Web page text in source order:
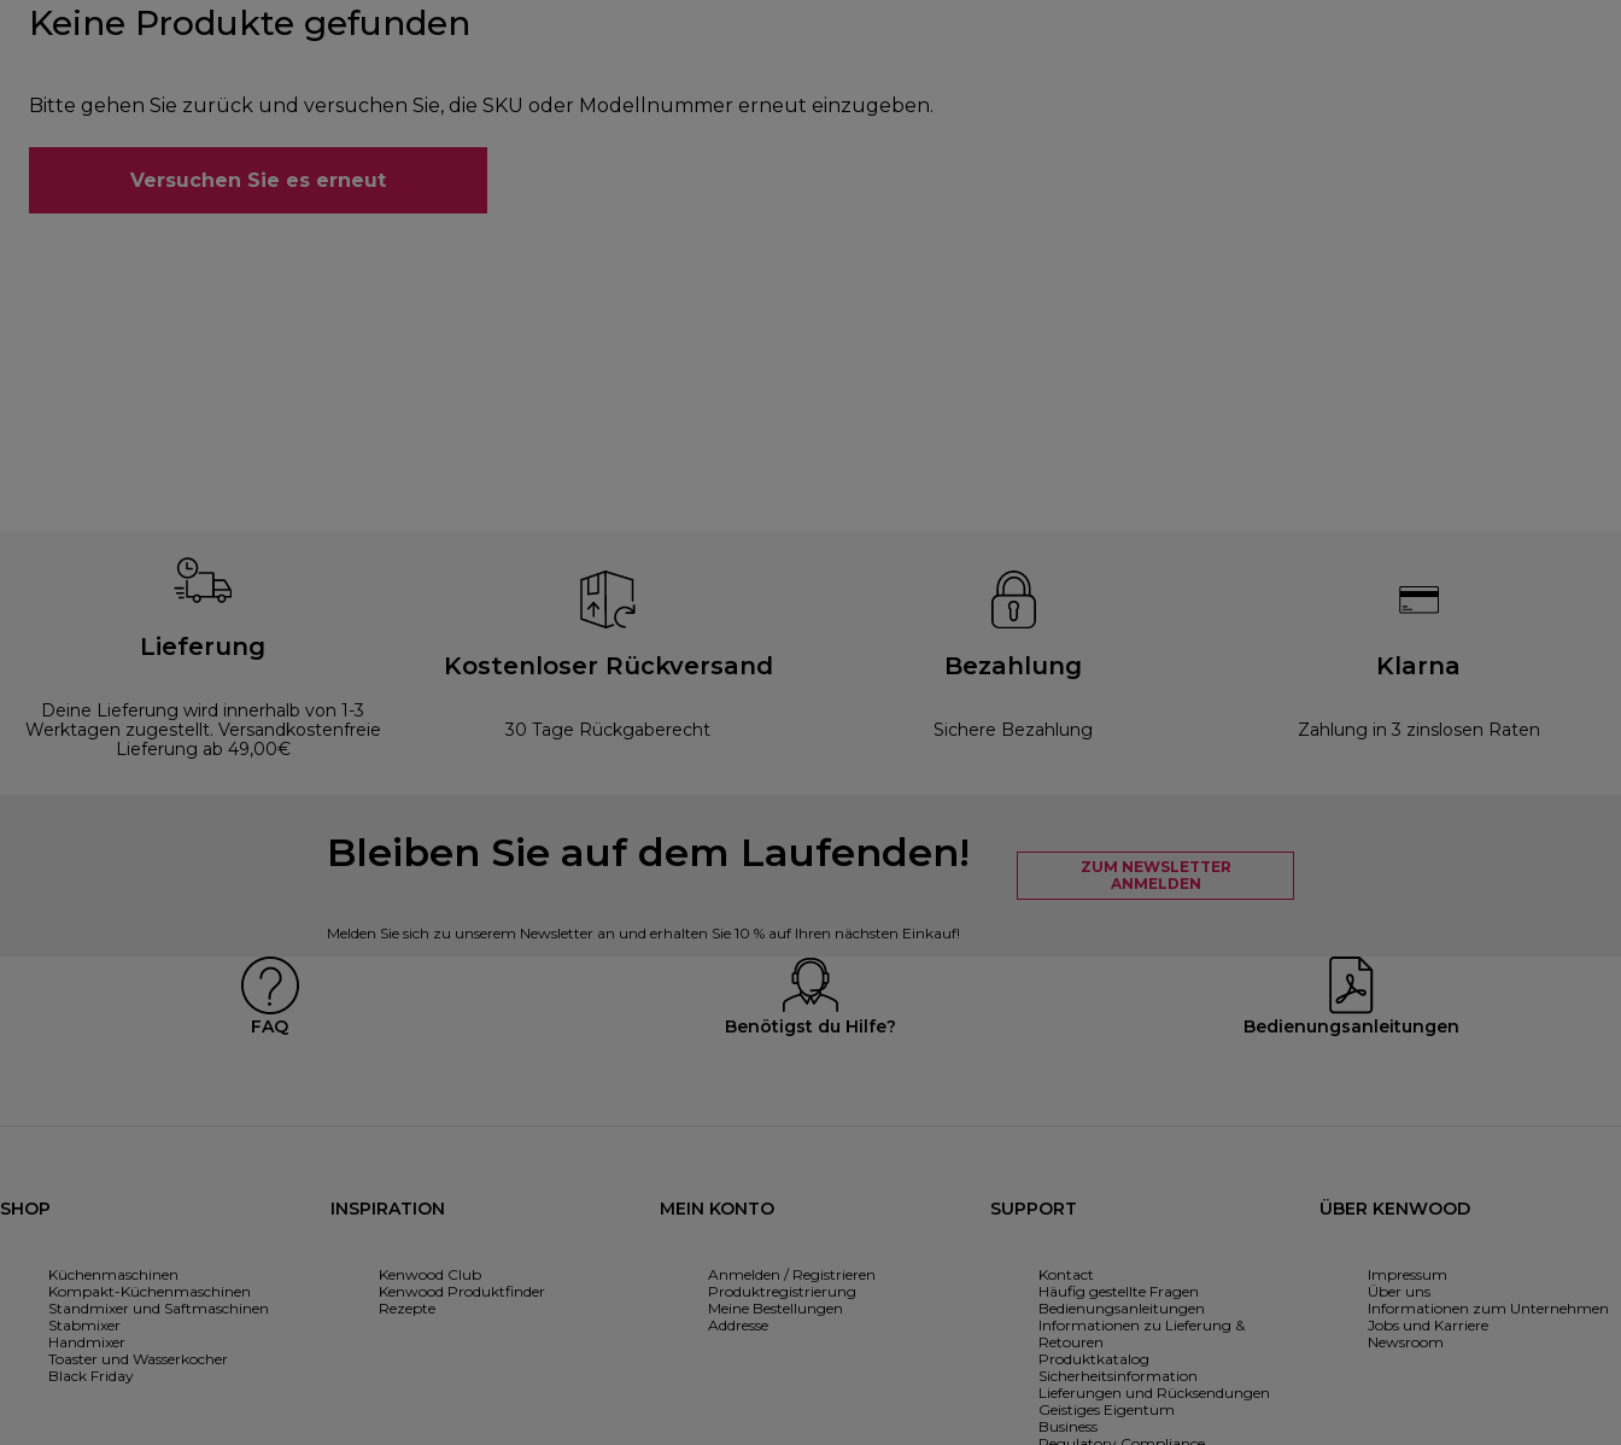
Keine Produkte gefunden
Bitte gehen Sie zurück und versuchen Sie, die SKU oder Modellnummer erneut einzugeben.
Versuchen Sie es erneut
Lieferung
Deine Lieferung wird innerhalb von 1-3
Werktagen zugestellt. Versandkostenfreie
Lieferung ab 49,00€
Kostenloser Rückversand
30 Tage Rückgaberecht
Bezahlung
Sichere Bezahlung
Klarna
Zahlung in 3 zinslosen Raten
Bleiben Sie auf dem Laufenden!
Melden Sie sich zu unserem Newsletter an und erhalten Sie 10 % auf Ihren nächsten Einkauf!
ZUM NEWSLETTER
ANMELDEN
FAQ Benötigst du Hilfe? Bedienungsanleitungen
SHOP
Küchenmaschinen
Kompakt-Küchenmaschinen
Standmixer und Saftmaschinen
Stabmixer
Handmixer
Toaster und Wasserkocher
Black Friday
INSPIRATION
Kenwood Club
Kenwood Produktfinder
Rezepte
MEIN KONTO
Anmelden / Registrieren
Produktregistrierung
Meine Bestellungen
Addresse
SUPPORT
Kontact
Häufig gestellte Fragen
Bedienungsanleitungen
Informationen zu Lieferung &
Retouren
Produktkatalog
Sicherheitsinformation
Lieferungen und Rücksendungen
Geistiges Eigentum
Business
ÜBER KENWOOD
Impressum
Über uns
Informationen zum Unternehmen
Jobs und Karriere
Newsroom